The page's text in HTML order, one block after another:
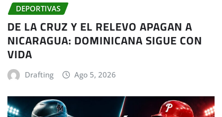
DEPORTIVAS
DE LA CRUZ Y EL RELEVO APAGAN A
NICARAGUA: DOMINICANA SIGUE CON
VIDA
Drafting Ago 5, 2026